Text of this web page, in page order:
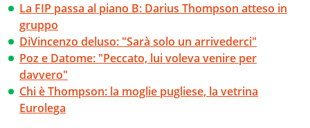
La FIP passa al piano B: Darius Thompson atteso in
gruppo
DiVincenzo deluso: "Sarà solo un arrivederci"
Poz e Datome: "Peccato, lui voleva venire per
davvero"
Chi è Thompson: la moglie pugliese, la vetrina
Eurolega